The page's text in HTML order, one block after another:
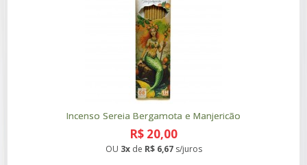
Incenso Sereia Bergamota e Manjericão
R$ 20,00
OU 3xde R$ 6,67s/juros